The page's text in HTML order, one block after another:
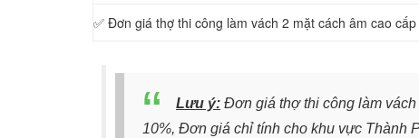
✅ Đơn giá thợ thi công làm vách 2 mặt cách âm cao
Lưu ý: Đơn giá thợ thi công làm
10%, Đơn giá chỉ tính cho khu vực Thành